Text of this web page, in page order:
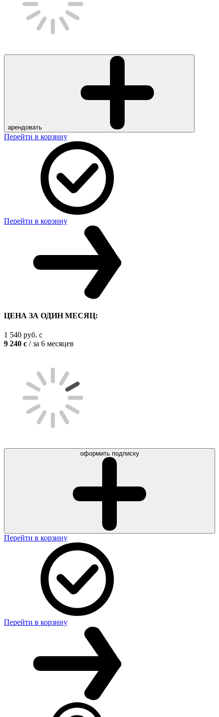
арендовать
Перейти в корзину
Перейти в корзину
ЦЕНА ЗА ОДИН МЕСЯЦ:
1 540 руб. c
9 240 c / за 6 месяцев
оформить подписку
Перейти в корзину
Перейти в корзину